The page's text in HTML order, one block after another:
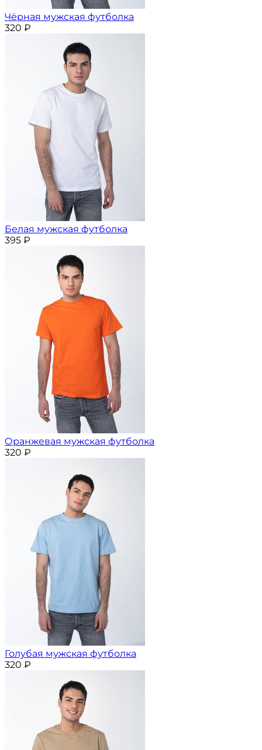
Чёрная мужская футболка
320 ₽
Белая мужская футболка
395 ₽
Оранжевая мужская футболка
320 ₽
Голубая мужская футболка
320 ₽